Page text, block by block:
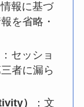
報に基づ
を省略・
：セッショ
者に漏ら
）
：文